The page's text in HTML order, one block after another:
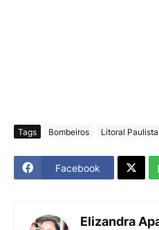
Tags Bombeiros Litoral Paulista
Facebook
Elizandra